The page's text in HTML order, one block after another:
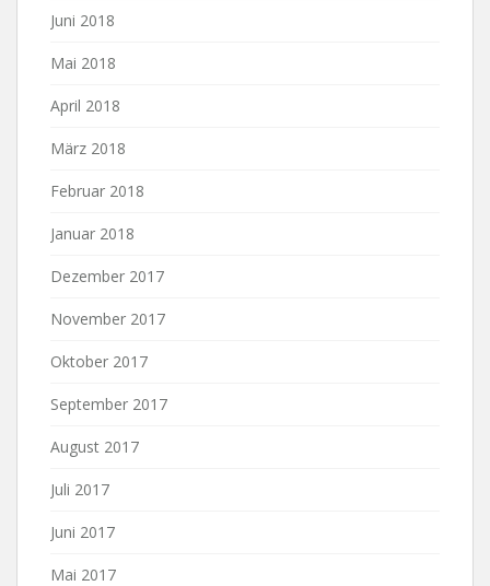
Juni 2018
Mai 2018
April 2018
März 2018
Februar 2018
Januar 2018
Dezember 2017
November 2017
Oktober 2017
September 2017
August 2017
Juli 2017
Juni 2017
Mai 2017